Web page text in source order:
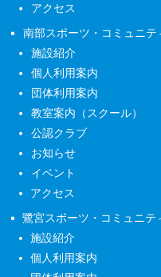
アクセス
南部スポーツ・コミュニテ
施設紹介
個人利用案内
団体利用案内
教室案内（スクール）
公認クラブ
お知らせ
イベント
アクセス
鷺宮スポーツ・コミュニテ
施設紹介
個人利用案内